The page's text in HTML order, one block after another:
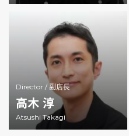
Director / 副店長
高木 淳
Atsushi Takagi